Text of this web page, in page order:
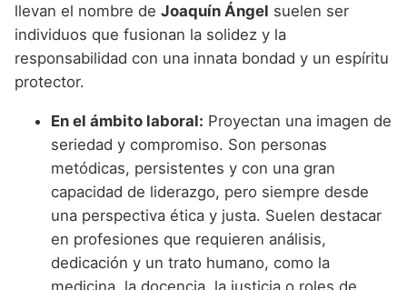
llevan el nombre de Joaquín Ángel suelen ser
individuos que fusionan la solidez y la
responsabilidad con una innata bondad y un espíritu
protector.
En el ámbito laboral: Proyectan una imagen de
seriedad y compromiso. Son personas
metódicas, persistentes y con una gran
capacidad de liderazgo, pero siempre desde
una perspectiva ética y justa. Suelen destacar
en profesiones que requieren análisis,
dedicación y un trato humano, como la
medicina, la docencia, la justicia o roles de